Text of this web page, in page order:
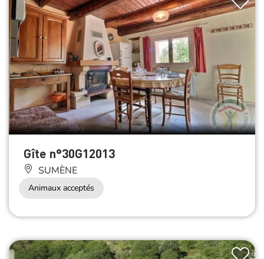
Gîte n°30G12013
SUMÈNE
Animaux acceptés